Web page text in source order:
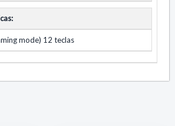
mode) 12 teclas